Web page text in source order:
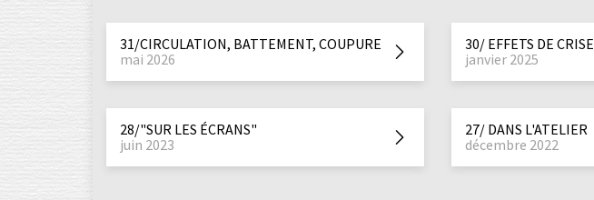
31/CIRCULATION, BATTEMENT, COUPURE
mai 2026
30/ EFFETS DE CRISE
janvier 2025
28/"SUR LES ÉCRANS"
juin 2023
27/ DANS L'ATELIER
décembre 2022